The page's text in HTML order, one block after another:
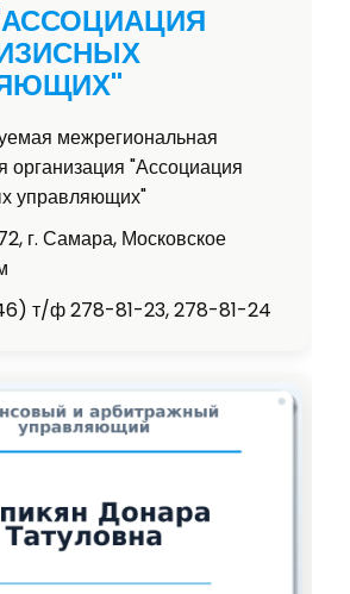
межрегиональная
организация "Ассоциация
управляющих"
г. Самара, Московское
т/ф 278-81-23, 278-81-24